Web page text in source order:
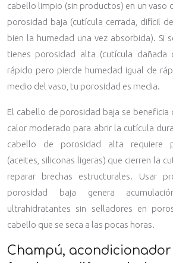
cabello limpio (sin productos) en un vaso
porosidad baja (cutícula cerrada, difícil
bien la humedad una vez absorbida). Si
tienes porosidad alta (cutícula dañada
rápido pero pierde humedad igual de
medio del vaso, tu porosidad es media.
El cabello de porosidad baja se
calor moderado para abrir la cutícula
cabello de porosidad alta requiere
(aceites, siliconas ligeras) que cierren la
reparar brechas estructurales. Usar
porosidad baja genera
ultrahidratantes sin selladores en
cabello que se seca a las pocas horas.
Champú,